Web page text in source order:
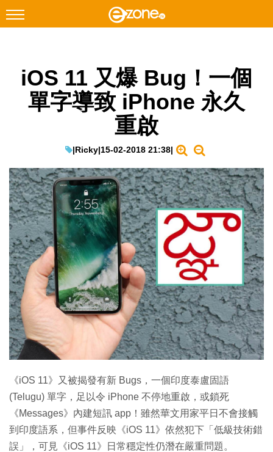
Facebook Instagram
科技焦點
教學評測
EduTech
IT Times
生成式AI與雲端應用
Enterprise Digital Transformation
特集
iOS 11 又爆 Bug！一個
單字導致 iPhone 永久
重啟
|Ricky|15-02-2018 21:38|
《iOS 11》又被揭發有新 Bugs，一個印度泰盧固語
(Telugu) 單字，足以令 iPhone 不停地重啟，或鎖死
《Messages》內建短訊 app！雖然華文用家平日不會接觸
到印度語系，但事件反映《iOS 11》依然犯下「低級技術錯
誤」，可見《iOS 11》日常穩定性仍潛在嚴重問題。